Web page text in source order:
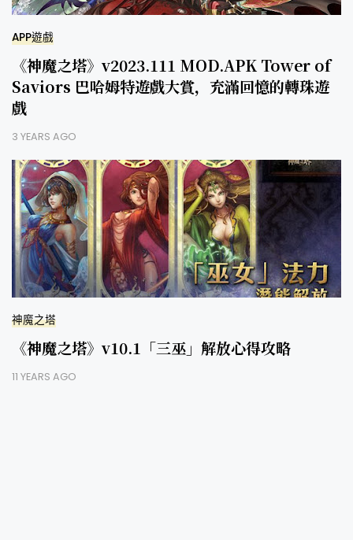
APP遊戲
《神魔之塔》v2023.111 MOD.APK Tower of
Saviors 巴哈姆特遊戲大賞，充滿回憶的轉珠遊
戲
3 YEARS AGO
神魔之塔
《神魔之塔》v10.1「三巫」解放心得攻略
11 YEARS AGO